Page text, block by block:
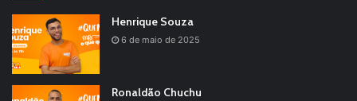
Henrique Souza
6 de maio de 2025
Ronaldão Chuchu